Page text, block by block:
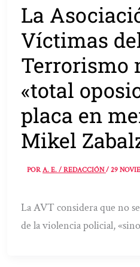
La
Víctimas
Terrorismo
«total
placa en
Mikel
PORA. E. / REDACCIÓN/29
La AVT considera que no
de la violencia policial,